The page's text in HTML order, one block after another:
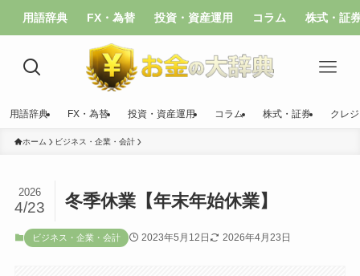
用語辞典 FX・為替 投資・資産運用 コラム 株式・証
用語辞典 FX・為替 投資・資産運用 コラム 株式・証券 クレ
ホーム ビジネス・企業・会計
冬季休業【年末年始休業】
2026
4/23
ビジネス・企業・会計 2023年5月12日 2026年4月23日